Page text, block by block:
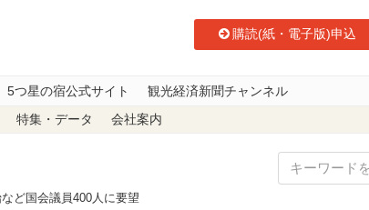
購読(紙・電子版)申込
5つ星の宿公式サイト 観光経済新聞チャンネル
特集・データ 会社案内
ど国会議員400人に要望